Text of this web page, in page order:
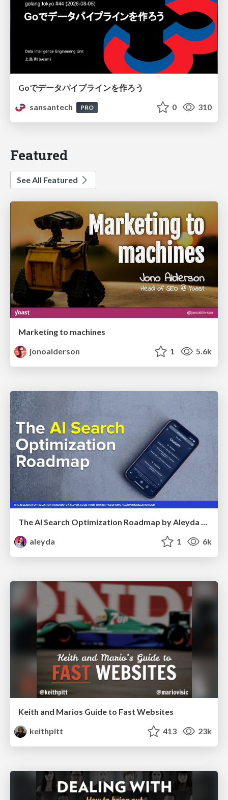
Goでデータパイプラインを作ろう
sansantech
PRO 0 310
Featured
See All Featured
Marketing to machines
jonoalderson
1 5.6k
The AI Search Optimization Roadmap by Aleyda Solis
aleyda
1 6k
Keith and Marios Guide to Fast Websites
keithpitt
413 23k